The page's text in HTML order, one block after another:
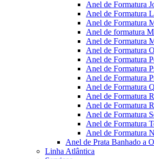
Anel de Formatura
Anel de Formatura
Anel de Formatura
Anel de formatura
Anel de Formatura
Anel de Formatura
Anel de Formatura
Anel de Formatura
Anel de Formatura
Anel de Formatura
Anel de Formatura
Anel de Formatura
Anel de Formatura
Anel de Formatura
Anel de Formatura
Anel de Prata Banhado a
Linha Atlântica